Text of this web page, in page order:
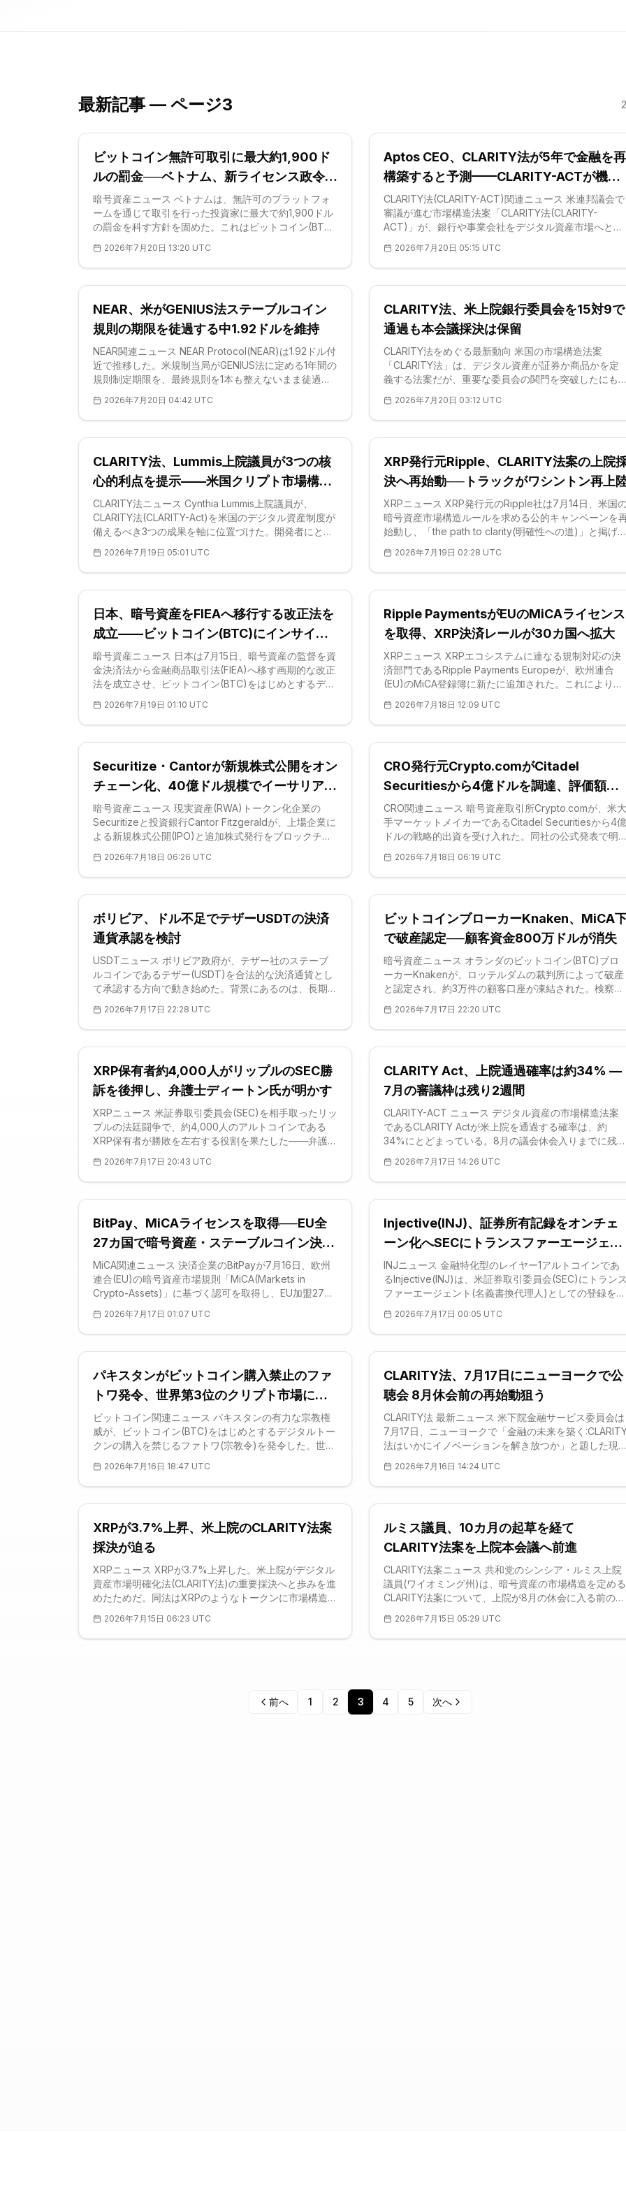
最新記事 — ページ3
ビットコイン無許可取引に最大約1,900ド
ルの罰金──ベトナム、新ライセンス政令で
規制を本格化
暗号資産ニュース ベトナムは、無許可のプラットフォ
ームを通じて取引を行った投資家に最大で約1,900ドル
の罰金を科す方針を固めた。これはビットコイン(BTC)
民のアクセス手段を根本から作り替える規定である。措
置は7月16日に署名され、9月1日に発効する政令第
284/2026/NĐ-CP号に盛り込まれている。公式の提出
を回した国内利用者には、3,000万〜5,000万
2026年7月20日 13:20 UTC
Aptos CEO、CLARITY法が5年で金融を再
構築すると予測——CLARITY-ACTが機関
参入の起点に
CLARITY法(CLARITY-ACT)関連ニュース 米連邦議会で
審議が進む市場構造法案「CLARITY法(CLARITY-
ACT)」が、銀行や事業会社をデジタル資産市場へと呼
Avery Ching氏は、最近の放送インタビューでこう語っ
た。同氏の見立てはこうだ。暗号資産をどう分類し、
の当局が監督するのかという連邦レベルのルールが明
きた最大の逡巡が取り除かれる。ここで注目すべきは、
同氏がこの立法を「制約」ではなく「参入路(オンラン
プ)」として位置づけている点であ
2026年7月20日 05:15 UTC
NEAR、米がGENIUS法ステーブルコイン
規則の期限を徒過する中1.92ドルを維持
NEAR関連ニュース NEAR Protocol(NEAR)は1.92ドル付
近で推移した。米規制当局がGENIUS法に定める1年間の
規則制定期限を、最終規則を1本も整えないまま徒過し
(FRB)、連邦預金保険公社(FDIC)、全米信用組合管理機
構(NCUA)の5つの連邦機関は、ステーブルコインの中
核をなす実施規則を提案段階に据え置いたまま、7月18
へ沿ってコンプライアンス体制を築くことを強い、
NEAR Protocolを含むドルペッグ型トークンを擁するす
べてのレイヤー1に不
2026年7月20日 04:42 UTC
CLARITY法、米上院銀行委員会を15対9で
通過も本会議採決は保留
CLARITY法をめぐる最新動向 米国の市場構造法案
「CLARITY法」は、デジタル資産が証券か商品かを定
義する法案だが、重要な委員会の関門を突破したにもか
いない。上院銀行委員会は2026年5月14日、修正版を15
対9の賛成多数で可決した。これは2025年7月に下院が
H.R.3633を通過させたことを受けた動きである。法案
程はまだ組まれていない。当編集部が立法カレンダー
読む限り、枠組みは固まりつつある一方で、決定的な
治的交渉はなお続いており、成立間近というより中盤
2026年7月20日 03:12 UTC
CLARITY法、Lummis上院議員が3つの核
心的利点を提示——米国クリプト市場構造
の柱に
CLARITY法ニュース Cynthia Lummis上院議員が、
CLARITY法(CLARITY-Act)を米国のデジタル資産制度が
備えるべき3つの成果を軸に位置づけた。開発者にとっ
3つである。ワイオミング州選出の共和党議員である同
氏は、7月17日のX投稿で、優れたクリプト立法はこの3
つを同時に実現すべきであり、CLARITY法はまさにそ
定ルールへと置き換える複数年にわたる連邦議会の取り
組みにおいて、本法案を中核へと押し上げるものだ。た
だし提案はいまだ成立しておらず、その
2026年7月19日 05:01 UTC
XRP発行元Ripple、CLARITY法案の上院
決へ再始動──トラックがワシントン再上
XRPニュース XRP発行元のRipple社は7月14日、米国
暗号資産市場構造ルールを求める公的キャンペーンを
始動し、「the path to clarity(明確性への道)」と掲げた
員やスタッフ、業界関係者がデジタル資産の法的枠組み
を検討する最中、Ripple社はCLARITY法案を透明なト
ークン規制・消費者保護の強化・米国の競争力維持へ
本会議での採決入りを求めている。主要な<a
href="https://jp.coinotag.com/glossary/a
2026年7月19日 02:28 UTC
日本、暗号資産をFIEAへ移行する改正法を
成立——ビットコイン(BTC)にインサイダ
ー規制、2027年度に運用開始
暗号資産ニュース 日本は7月15日、暗号資産の監督を資
金決済法から金融商品取引法(FIEA)へ移す画期的な改正
法を成立させ、ビットコイン(BTC)をはじめとするデジ
式に位置づけた。参議院は同法案を賛成多数で可決して
いる。金融庁の説明資料によれば、今回の改正では、暗
号資産に対して初めてインサイダー取引の規制と、発行
ね1年以内に施行される見通しで、実際の運用は2027年
度中に始まる。業界がこの位置づけを最初に求めたのは
2018年のことであり、今回の可決は、正当性を勝ち取
るための
2026年7月19日 01:10 UTC
Ripple PaymentsがEUのMiCAライセンス
を取得、XRP決済レールが30カ国へ拡大
XRPニュース XRPエコシステムに連なる規制対応の決
済部門であるRipple Payments Europeが、欧州連合
(EU)のMiCA登録簿に新たに追加された。これにより、
は294社に達した。今回の登録は、暗号資産市場規制
(MiCA)のもとで同社が欧州経済領域(EEA)全域にわたる
コンプライアンス上の足場を確立したことを裏づける
サービスの提供に先立って暗号資産サービスプロバイダ
ー(CASP)ライセンスの取得を義務づけている。Ripple
2026年7月18日 12:09 UTC
Securitize・Cantorが新規株式公開をオン
チェーン化、40億ドル規模でイーサリアム
(ETH)のRWA基盤を強化
暗号資産ニュース 現実資産(RWA)トークン化企業の
Securitizeと投資銀行Cantor Fitzgeraldが、上場企業に
よる新規株式公開(IPO)と追加株式発行をブロックチェ
の枠組みでは、Cantorが株式資本市場と売買執行の機
能を担い、Securitizeがトークン化証券の発行・分配・
管理を支えるインフラを提供する。SEC登録のブローカ
決済に加わる構図だ。Securitizeが主力のトークン化フ
ァンドを主に<a href="https://j
2026年7月18日 06:26 UTC
CRO発行元Crypto.comがCitadel
Securitiesから4億ドルを調達、評価額
200億ドルへ
CRO関連ニュース 暗号資産取引所Crypto.comが、米大
手マーケットメイカーであるCitadel Securitiesから4億
ドルの戦略的出資を受け入れた。同社の公式発表で明ら
を支える取引所を200億ドル超と評価する。アルトコイ
ン市場全体に機関投資マネーが流入するなか、創業か
10年で初となる機関投資家ラウンドが実現した格好だ
とデジ
2026年7月18日 06:19 UTC
ボリビア、ドル不足でテザーUSDTの決済
通貨承認を検討
USDTニュース ボリビア政府が、テザー社のステーブ
ルコインであるテザー(USDT)を合法的な決済通貨とし
て承認する方向で動き始めた。背景にあるのは、長期化
ル・エスピノサ氏によれば、検討中の枠組み案は、決済
と貯蓄の両面でUSDTをボリビアーノおよびドルと並ん
で流通させることを認める内容だという。提案はなお審
しだ。ボリビアが金融活動
2026年7月17日 22:28 UTC
ビットコインブローカーKnaken、MiCA
で破産認定──顧客資金800万ドルが消失
暗号資産ニュース オランダのビットコイン(BTC)ブロ
ーカーKnakenが、ロッテルダムの裁判所によって破産
と認定され、約3万件の顧客口座が凍結された。検察側
万ドル)が消失したという。同社はユーザーがビットコ
インやその他のアルトコインを売買・保管できるサー
スを提供していたが、2026年6月にサービスを停止
所は独立した管財人を選任し、残存資産の管理と可能な
限りの
2026年7月17日 22:20 UTC
XRP保有者約4,000人がリップルのSEC勝
訴を後押し、弁護士ディートン氏が明かす
XRPニュース 米証券取引委員会(SEC)を相手取ったリッ
プルの法廷闘争で、約4,000人のアルトコインである
XRP保有者が勝敗を左右する役割を果たした——弁護士
「法廷の友(アミカス)」として代理した同氏によれば、
アナリサ・トレス判事は略式判決を書く際、これら保有
者の宣誓供述書に依拠したという。訴訟全体で提出され
2026年7月17日 20:43 UTC
CLARITY Act、上院通過確率は約34% —
7月の審議枠は残り2週間
CLARITY-ACT ニュース デジタル資産の市場構造法案
であるCLARITY Actが米上院を通過する確率は、約
34%にとどまっている。8月の議会休会入りまでに残さ
日の週のわずか2つだけだ。この法案は、個別のデジタ
ル資産が証券取引委員会(SEC)と商品先物取引委員会
(CFTC)のどちらの管轄に属するかを確定させる内容を
本会議の審議時間は正式に告知されていない。この「日
程の沈黙」こそが、法案の成立可否を左右する最大の未
解決要因である。 CLARITY
2026年7月17日 14:26 UTC
BitPay、MiCAライセンスを取得──EU全
27カ国で暗号資産・ステーブルコイン決済
が可能に
MiCA関連ニュース 決済企業のBitPayが7月16日、欧州
連合(EU)の暗号資産市場規則「MiCA(Markets in
Crypto-Assets)」に基づく認可を取得し、EU加盟27カ
イン決済サービスを展開できるようになった。オランダ
金融市場庁(AFM)は、同社の現地法人BitPay B.V.を暗号
資産サービスプロバイダー(CASP)として認可した。こ
払い、そして提携先を通じた暗号資産の売買までを幅広
くカバーする。認可は同社のIR開示によって確認されて
おり、加盟店向
2026年7月17日 01:07 UTC
Injective(INJ)、証券所有記録をオンチェ
ーン化へSECにトランスファーエージェン
ト登録を申請
INJニュース 金融特化型のレイヤー1アルトコインであ
るInjective(INJ)は、米証券取引委員会(SEC)にトランス
ファーエージェント(名義書換代理人)としての登録を申
接オンチェーンに載せることにある。トランスファーエ
ージェントとは、企業の公式な株主名簿を管理し、証
が売買されるたびに所有者情報を更新する機関を指す
処理されている。Injectiveは、この
2026年7月17日 00:05 UTC
パキスタンがビットコイン購入禁止のファ
トワ発令、世界第3位のクリプト市場に激
震
ビットコイン関連ニュース パキスタンの有力な宗教権
威が、ビットコイン(BTC)をはじめとするデジタルトー
クンの購入を禁じるファトワ(宗教令)を発令した。世界
上の不確実性が持ち込まれた形だ。6月10日、名門神学
校ジャミア・ダルル・ウルーム・カラチが、ムフティ・
タキ・ウスマニ師ら高位学者の署名を付してこの宗教令
および類似資産で決済される取引を禁じ、これらを「口
座上に架空
2026年7月16日 18:47 UTC
CLARITY法、7月17日にニューヨークで公
聴会 8月休会前の再始動狙う
CLARITY法 最新ニュース 米下院金融サービス委員会は
7月17日、ニューヨークで「金融の未来を築く
法はいかにイノベーションを解き放つか」と題した現地
に、市場構造法案の勢いを取り戻す狙いだ。この会合は
デジタル資産・フィンテック・人工知能小委員会が主
するもので、その場で法案が採決・成立するわけでは
ジタル資産を証券・商品・決済手段の三類型に振り分け
る
2026年7月16日 14:24 UTC
XRPが3.7%上昇、米上院のCLARITY法案
採決が迫る
XRPニュース XRPが3.7%上昇した。米上院がデジタル
資産市場明確化法(CLARITY法)の重要採決へと歩みを進
めたためだ。同法はXRPのようなトークンに市場構造ル
では、民主党のクリス・マーフィー、ジェフ・マークリ
ー、クリス・バン・ホーレンの3上院議員が倫理面を理
2026年7月15日 06:23 UTC
ルミス議員、10カ月の起草を経て
CLARITY法案を上院本会議へ前進
CLARITY法案ニュース 共和党のシンシア・ルミス上院
議員(ワイオミング州)は、暗号資産の市場構造を定める
CLARITY法案について、上院が8月の休会に入る前の可
この法案を成立させることが、米国で事業を展開する企
業に対して市場の安定性を示すうえで極めて重要だと
は、議事日程と過密な立法課題を握るジョン・スーン院
内総務の判断に最終的に委ねられる、と付け加えた。
2026年7月15日 05:29 UTC
前へ 1 2 3 4 5 次へ